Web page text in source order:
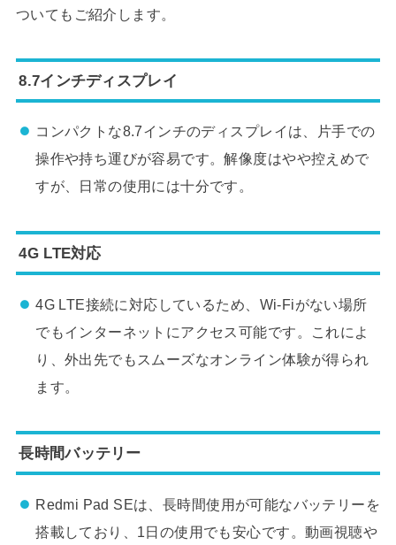
ついてもご紹介します。
8.7インチディスプレイ
コンパクトな8.7インチのディスプレイは、片手での
操作や持ち運びが容易です。解像度はやや控えめで
すが、日常の使用には十分です。
4G LTE対応
4G LTE接続に対応しているため、Wi-Fiがない場所
でもインターネットにアクセス可能です。これによ
り、外出先でもスムーズなオンライン体験が得られ
ます。
長時間バッテリー
Redmi Pad SEは、長時間使用が可能なバッテリーを
搭載しており、1日の使用でも安心です。動画視聴や